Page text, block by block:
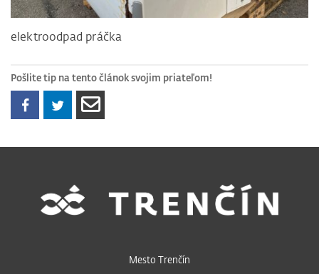
elektroodpad práčka
Pošlite tip na tento článok svojim priateľom!
Mesto Trenčín